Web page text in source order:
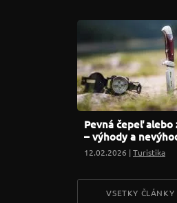
Pevná čepeľ alebo
– výhody a
12.02.2026 |Turistika
VSETKY